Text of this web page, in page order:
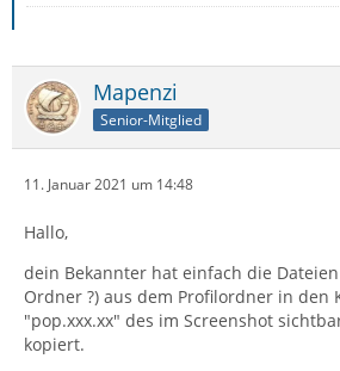
Mapenzi
Senior-Mitglied
11. Januar 2021 um 14:48
Hallo,
dein Bekannter hat einfach die
Ordner ?) aus dem Profilordner in den
"pop.xxx.xx" des im Screenshot
kopiert.